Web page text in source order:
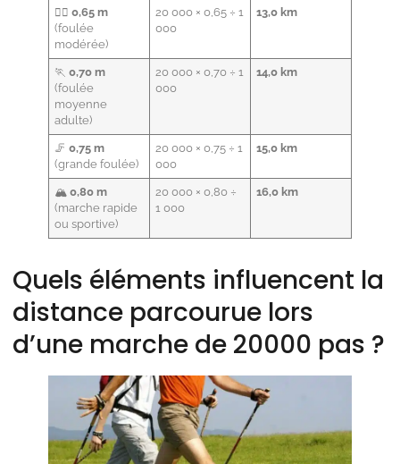
🚶‍♀️0,65 m
(foulée
modérée)
20 000 × 0,65 ÷ 1
000
13,0 km
🏃0,70 m
(foulée
moyenne
adulte)
20 000 × 0,70 ÷ 1
000
14,0 km
🦵0,75 m
(grande foulée)
20 000 × 0,75 ÷ 1
000
15,0 km
🏔️0,80 m
(marche rapide
ou sportive)
20 000 × 0,80 ÷
1 000
16,0 km
Quels éléments influencent la
distance parcourue lors
d’une marche de 20000 pas ?